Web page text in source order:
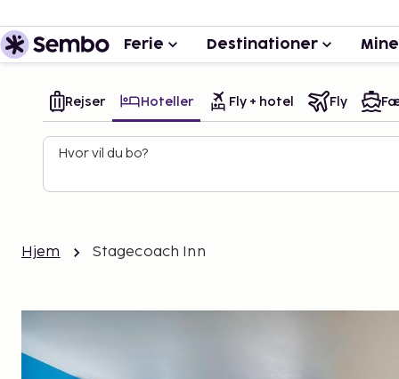
Ferie Destinationer
Rejser Hoteller Fly + hotel Fly
Hvor vil du bo?
Hjem Stagecoach Inn